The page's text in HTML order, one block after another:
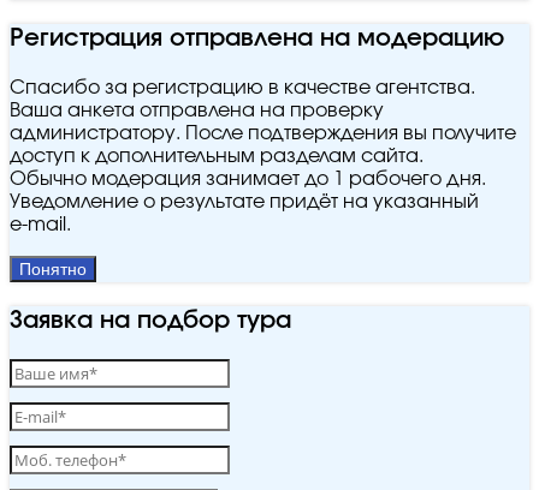
Регистрация отправлена на модерацию
Спасибо за регистрацию в качестве агентства.
Ваша анкета отправлена на проверку
администратору. После подтверждения вы получите
доступ к дополнительным разделам сайта.
Обычно модерация занимает до 1 рабочего дня.
Уведомление о результате придёт на указанный
e‑mail.
Понятно
Заявка на подбор тура